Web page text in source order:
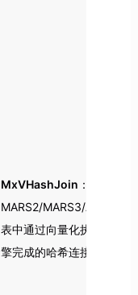
MxVHashJoin ：
MARS2/MARS3/AOCO
表中通过向量化执行引
擎完成的哈希连接操作